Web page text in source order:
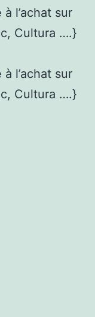
l’achat sur
Cultura ….}
l’achat sur
Cultura ….}